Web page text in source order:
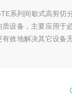
系列间歇式高剪切
质设备，主要应用于
有效地解决其它设备